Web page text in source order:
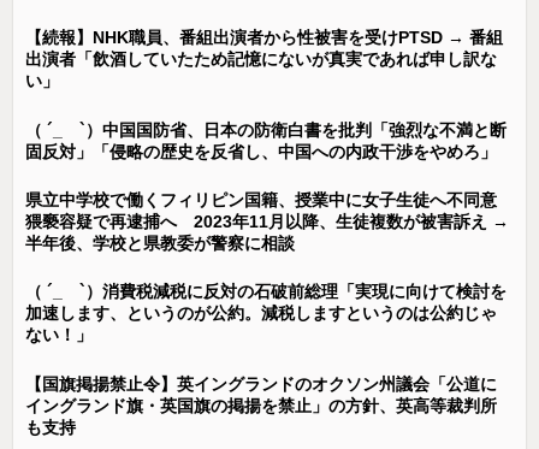
【続報】NHK職員、番組出演者から性被害を受けPTSD → 番組
出演者「飲酒していたため記憶にないが真実であれば申し訳な
い」
（ ´_ゝ`）中国国防省、日本の防衛白書を批判「強烈な不満と断
固反対」「侵略の歴史を反省し、中国への内政干渉をやめろ」
県立中学校で働くフィリピン国籍、授業中に女子生徒へ不同意
猥褻容疑で再逮捕へ 2023年11月以降、生徒複数が被害訴え →
半年後、学校と県教委が警察に相談
（ ´_ゝ`）消費税減税に反対の石破前総理「実現に向けて検討を
加速します、というのが公約。減税しますというのは公約じゃ
ない！」
【国旗掲揚禁止令】英イングランドのオクソン州議会「公道に
イングランド旗・英国旗の掲揚を禁止」の方針、英高等裁判所
も支持